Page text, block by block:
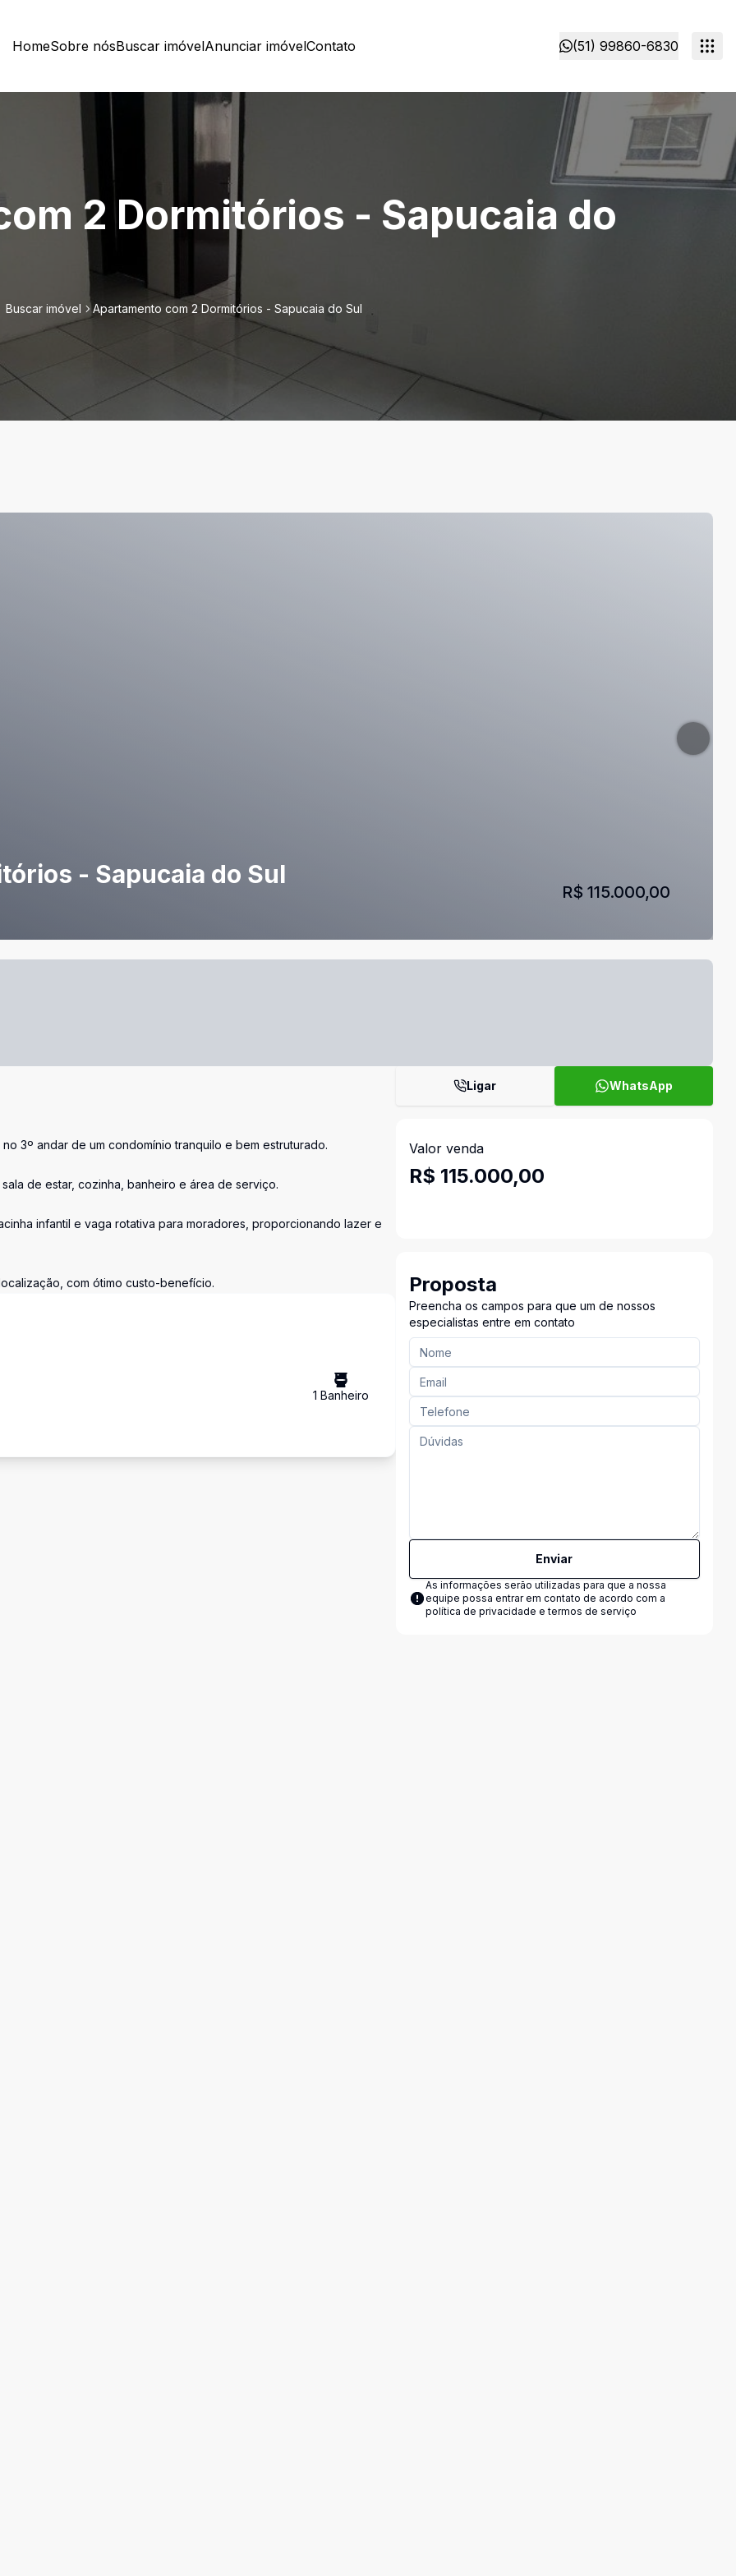
HomeSobre nósBuscar imóvelAnunciar imóvelContato (51) 99860-6830
2 Dormitórios - Sapucaia do
Buscar imóvel Apartamento com 2 Dormitórios - Sapucaia do Sul
- Sapucaia do Sul
R$ 115.000,00
3º andar de um condomínio tranquilo e bem estruturado.
de estar, cozinha, banheiro e área de serviço.
infantil e vaga rotativa para moradores, proporcionando lazer e
com ótimo custo-benefício.
1 Banheiro
Ligar WhatsApp
Valor venda
R$ 115.000,00
Proposta
Preencha os campos para que um de nossos
especialistas entre em contato
Enviar
As informações serão utilizadas para que a nossa
equipe possa entrar em contato de acordo com a
política de privacidade e termos de serviço